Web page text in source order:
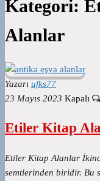
Kategori:
Alanlar
Yazarı ufks77
23 Mayıs 2023 Kapalı
Etiler Kitap
Etiler Kitap Alanlar
semtlerinden biridir. Bu